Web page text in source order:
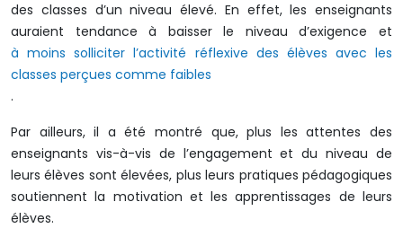
des classes d’un niveau élevé. En effet, les enseignants
auraient tendance à baisser le niveau d’exigence et
à moins solliciter l’activité réflexive des élèves avec les
classes perçues comme faibles
.
Par ailleurs, il a été montré que, plus les attentes des
enseignants vis-à-vis de l’engagement et du niveau de
leurs élèves sont élevées, plus leurs pratiques pédagogiques
soutiennent la motivation et les apprentissages de leurs
élèves.